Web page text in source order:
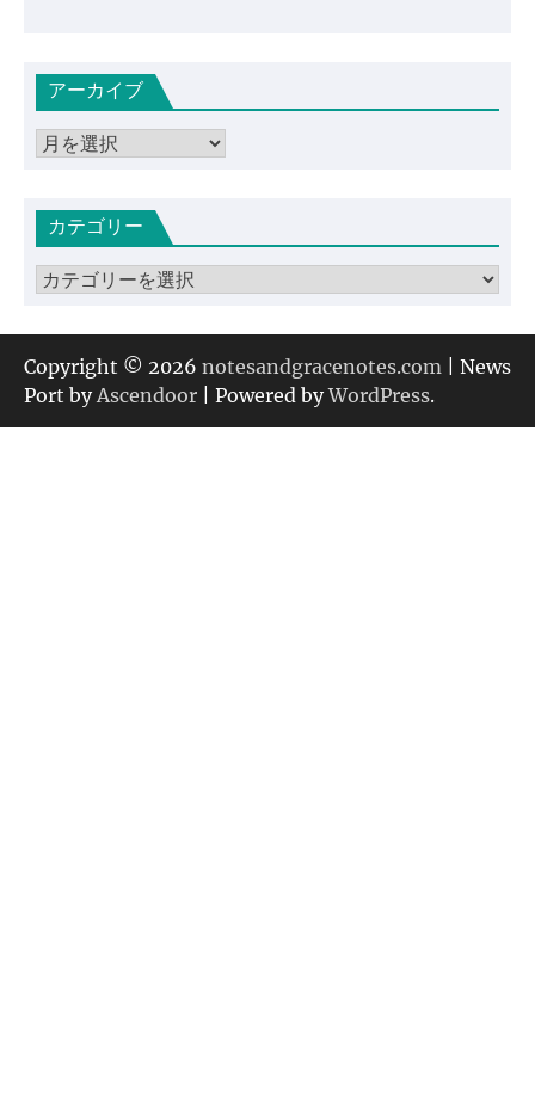
アーカイブ
ア
イカテゴリー
カ
ゴ
リ
ー
Copyright © 2026 notesandgracenotes.com | News
Port byAscendoor | Powered byWordPress.